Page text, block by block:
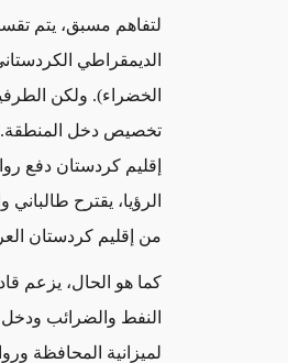
الخضراء). ولكن
تخصيص دخل المنطقة.
إقليم كردستان دفع
الرؤيا، يقترح
من إقليم كردستان
كما هو الحال، يزعم
النفط والضرائب ودخل
لميزانية المحافظة